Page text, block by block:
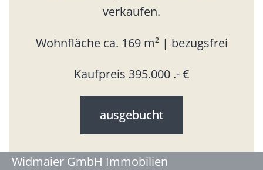
verkaufen.
Wohnfläche ca. 169 m² | bezugsfrei
Kaufpreis 395.000 .- €
ausgebucht
Widmaier GmbH Immobilien